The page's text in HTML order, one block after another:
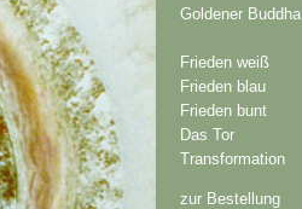
Goldener Buddha
Frieden weiß
Frieden blau
Frieden bunt
Das Tor
Transformation
zur Bestellung